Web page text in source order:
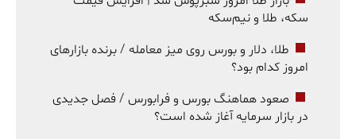
سکه، طلا و نیم‌سکه
طلا، دلار و بورس روی میز معامله / برنده بازارهای
امروز کدام بود؟
صعود هماهنگ بورس و فرابورس / فصل جدیدی
در بازار سرمایه آغاز شده است؟